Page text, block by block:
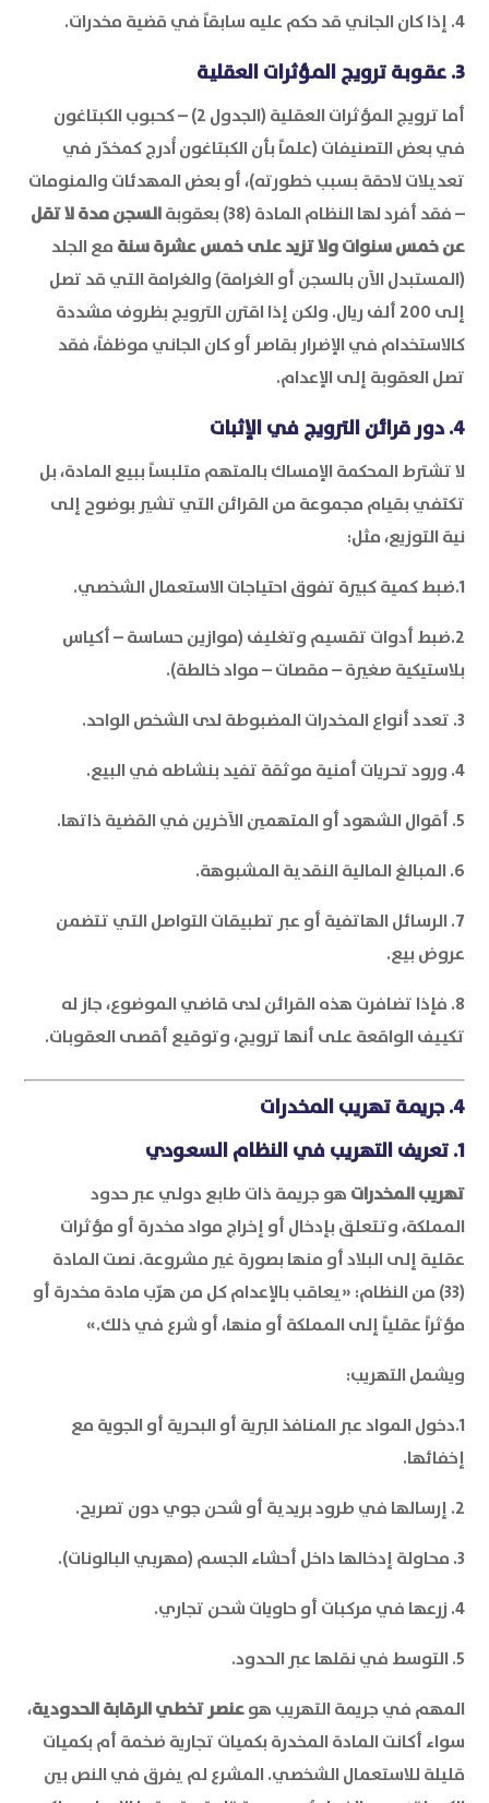
4. إذا كان الجاني قد حكم عليه سابقاً في قضية مخدرات.
3. عقوبة ترويج المؤثرات العقلية
أما ترويج المؤثرات العقلية (الجدول 2) – كحبوب الكبتاغون
في بعض التصنيفات (علماً بأن الكبتاغون أُدرج كمخدّر في
تعديلات لاحقة بسبب خطورته)، أو بعض المهدئات والمنومات
– فقد أفرد لها النظام المادة (38) بعقوبة
السجن مدة لا تقل
عن خمس سنوات ولا تزيد على خمس عشرة سنة مع الجلد
(المستبدل الآن بالسجن أو الغرامة) والغرامة التي قد تصل
إلى 200 ألف ريال. ولكن إذا اقترن الترويج بظروف مشددة
كالاستخدام في الإضرار بقاصر أو كان الجاني موظفاً، فقد
تصل العقوبة إلى الإعدام.
4. دور قرائن الترويج في الإثبات
لا تشترط المحكمة الإمساك بالمتهم متلبساً ببيع المادة، بل
تكتفي بقيام مجموعة من القرائن التي تشير بوضوح إلى
نية التوزيع، مثل:
1.ضبط كمية كبيرة تفوق احتياجات الاستعمال الشخصي.
2.ضبط أدوات تقسيم وتغليف (موازين حساسة – أكياس
بلاستيكية صغيرة – مقصات – مواد خالطة).
3. تعدد أنواع المخدرات المضبوطة لدى الشخص الواحد.
4. ورود تحريات أمنية موثقة تفيد بنشاطه في البيع.
5. أقوال الشهود أو المتهمين الآخرين في القضية ذاتها.
6. المبالغ المالية النقدية المشبوهة.
7. الرسائل الهاتفية أو عبر تطبيقات التواصل التي تتضمن
عروض بيع.
8. فإذا تضافرت هذه القرائن لدى قاضي الموضوع، جاز له
تكييف الواقعة على أنها ترويج، وتوقيع أقصى العقوبات.
4. جريمة تهريب المخدرات
1. تعريف التهريب في النظام السعودي
تهريب المخدرات هو جريمة ذات طابع دولي عبر حدود
المملكة، وتتعلق بإدخال أو إخراج مواد مخدرة أو مؤثرات
عقلية إلى البلاد أو منها بصورة غير مشروعة. نصت المادة
(33) من النظام: «يعاقب بالإعدام كل من هرّب مادة مخدرة أو
مؤثراً عقلياً إلى المملكة أو منها، أو شرع في ذلك.»
ويشمل التهريب:
1.دخول المواد عبر المنافذ البرية أو البحرية أو الجوية مع
إخفائها.
2. إرسالها في طرود بريدية أو شحن جوي دون تصريح.
3. محاولة إدخالها داخل أحشاء الجسم (مهربي البالونات).
4. زرعها في مركبات أو حاويات شحن تجاري.
5. التوسط في نقلها عبر الحدود.
المهم في جريمة التهريب هوعنصر تخطي الرقابة الحدودية،
سواء أكانت المادة المخدرة بكميات تجارية ضخمة أم بكميات
قليلة للاستعمال الشخصي. المشرع لم يفرق في النص بين